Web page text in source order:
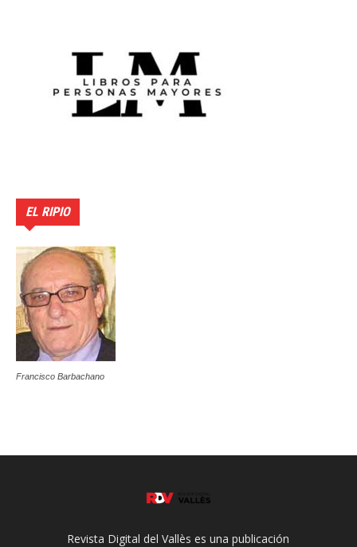
EL RIPIO
Francisco Barbachano
Revista Digital del Vallès es una publicación